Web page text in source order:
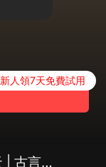
新人領7天免費試用
重生之末代皇后要逆天 | 古言種田 | 復仇虐渣